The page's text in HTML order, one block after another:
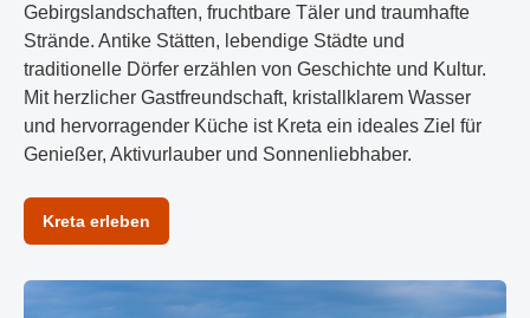
Gebirgslandschaften, fruchtbare Täler und traumhafte
Strände. Antike Stätten, lebendige Städte und
traditionelle Dörfer erzählen von Geschichte und Kultur.
Mit herzlicher Gastfreundschaft, kristallklarem Wasser
und hervorragender Küche ist Kreta ein ideales Ziel für
Genießer, Aktivurlauber und Sonnenliebhaber.
Kreta erleben